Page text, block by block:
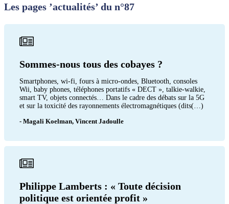
Les pages ’actualités’ du n°87
Sommes-nous tous des cobayes ?
Smartphones, wi-fi, fours à micro-ondes, Bluetooth, consoles
Wii, baby phones, téléphones portatifs « DECT », talkie-walkie,
smart TV, objets connectés… Dans le cadre des débats sur la 5G
et sur la toxicité des rayonnements électromagnétiques (dits(…)
- Magali Koelman, Vincent Jadoulle
Philippe Lamberts : « Toute décision
politique est orientée profit »